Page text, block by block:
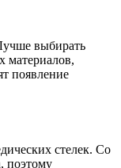
выбирать
появление
стелек. Со
поэтому